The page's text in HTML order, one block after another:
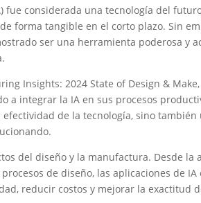
fue considerada una tecnología del
forma tangible en el corto plazo. Sin
ser una herramienta poderosa y
Insights: 2024 State of Design &
a integrar la IA en sus procesos
de la tecnología, sino
del diseño y la manufactura. Desde la
de diseño, las aplicaciones de
reducir costos y mejorar la exactitud